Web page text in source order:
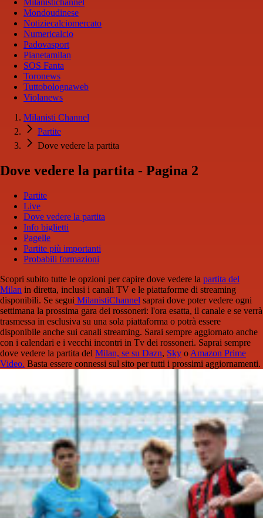
Milanistichannel
Mondoudinese
Notiziecalciomercato
Numericalcio
Padovasport
Pianetamilan
SOS Fanta
Toronews
Tuttobolognaweb
Violanews
Milanisti Channel
Partite
Dove vedere la partita
Dove vedere la partita - Pagina 2
Partite
Live
Dove vedere la partita
Info biglietti
Pagelle
Partite più importanti
Probabili formazioni
Scopri subito tutte le opzioni per capire dove vedere la partita del
Milan in diretta, inclusi i canali TV e le piattaforme di streaming
disponibili. Se segui MilanistiChannel saprai dove poter vedere ogni
settimana la prossima gara dei rossoneri: l'ora esatta, il canale e se verrà
trasmessa in esclusiva su una sola piattaforma o potrà essere
disponibile anche sui canali streaming. Sarai sempre aggiornato anche
con i calendari e i vecchi incontri in Tv dei rossoneri. Saprai sempre
dove vedere la partita del Milan, se su Dazn, Sky o Amazon Prime
Video. Basta essere connessi sul sito per tutti i prossimi aggiornamenti.